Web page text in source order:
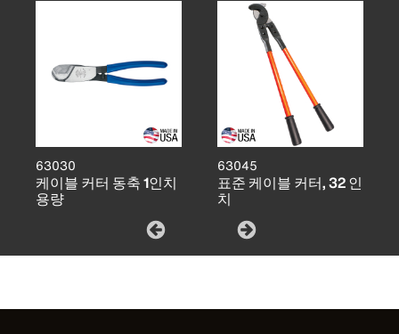
63030
케이블 커터 동축 1인치
용량
63045
표준 케이블 커터, 32 인
치